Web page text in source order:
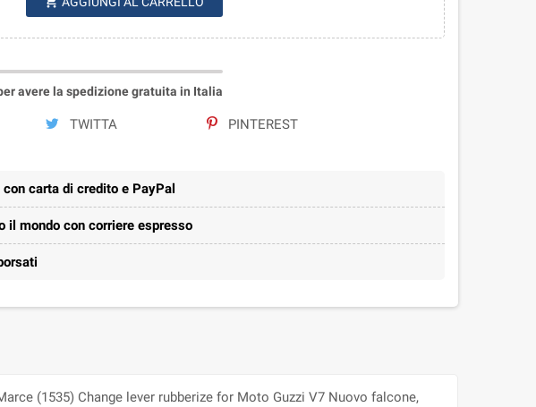
avere la spedizione gratuita in Italia
TWITTA PINTEREST
carta di credito e PayPal
il mondo con corriere espresso
(1535) Change lever rubberize for Moto Guzzi V7 Nuovo falcone,